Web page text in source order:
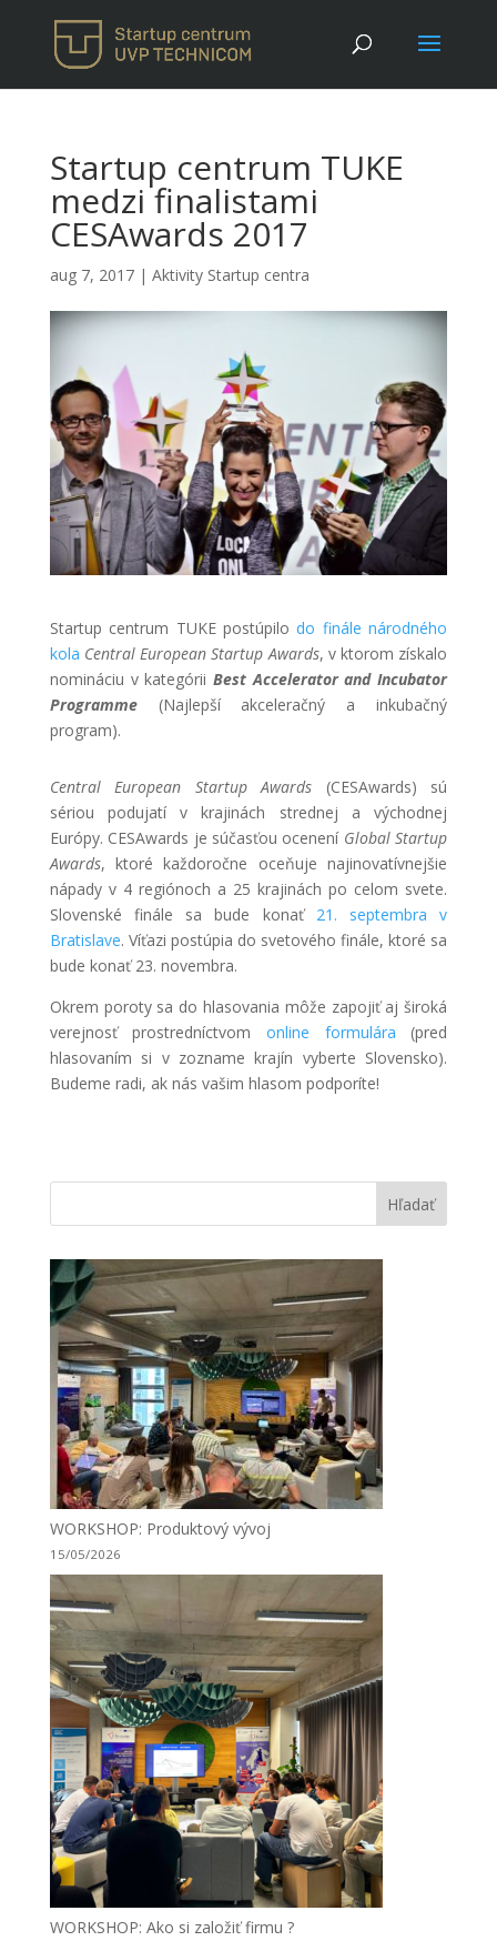
Startup centrum TUKE
medzi finalistami
CESAwards 2017
aug 7, 2017| Aktivity Startup centra
Startup centrum TUKE postúpilodo finále národného
kola Central European Startup Awards, v ktorom získalo
nomináciu v kategórii Best Accelerator and Incubator
Programme(Najlepší akceleračný a inkubačný
program).
Central European Startup Awards (CESAwards) sú
sériou podujatí v krajinách strednej a východnej
Európy. CESAwards je súčasťou ocenení Global Startup
Awards, ktoré každoročne oceňuje najinovatívnejšie
nápady v 4 regiónoch a 25 krajinách po celom svete.
Slovenské finále sa bude konať 21. septembra v
Bratislave. Víťazi postúpia do svetového finále, ktoré sa
bude konať 23. novembra.
Okrem poroty sa do hlasovania môže zapojiť aj široká
verejnosť prostredníctvom online formulára (pred
hlasovaním si v zozname krajín vyberte Slovensko).
Budeme radi, ak nás vašim hlasom podporíte!
Hľadať
WORKSHOP: Produktový vývoj
15/05/2026
WORKSHOP: Ako si založiť firmu ?